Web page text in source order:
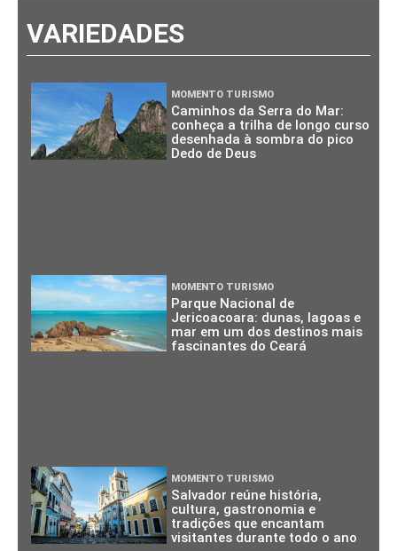
VARIEDADES
MOMENTO TURISMO
Caminhos da Serra do Mar:
conheça a trilha de longo curso
desenhada à sombra do pico
Dedo de Deus
MOMENTO TURISMO
Parque Nacional de
Jericoacoara: dunas, lagoas e
mar em um dos destinos mais
fascinantes do Ceará
MOMENTO TURISMO
Salvador reúne história,
cultura, gastronomia e
tradições que encantam
visitantes durante todo o ano